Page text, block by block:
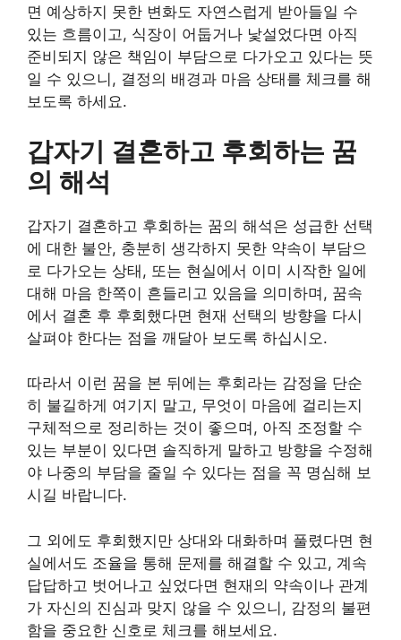
면 예상하지 못한 변화도 자연스럽게 받아들일 수
있는 흐름이고, 식장이 어둡거나 낯설었다면 아직
준비되지 않은 책임이 부담으로 다가오고 있다는 뜻
일 수 있으니, 결정의 배경과 마음 상태를 체크를 해
보도록 하세요.
갑자기 결혼하고 후회하는 꿈
의 해석
갑자기 결혼하고 후회하는 꿈의 해석은 성급한 선택
에 대한 불안, 충분히 생각하지 못한 약속이 부담으
로 다가오는 상태, 또는 현실에서 이미 시작한 일에
대해 마음 한쪽이 흔들리고 있음을 의미하며, 꿈속
에서 결혼 후 후회했다면 현재 선택의 방향을 다시
살펴야 한다는 점을 깨달아 보도록 하십시오.
따라서 이런 꿈을 본 뒤에는 후회라는 감정을 단순
히 불길하게 여기지 말고, 무엇이 마음에 걸리는지
구체적으로 정리하는 것이 좋으며, 아직 조정할 수
있는 부분이 있다면 솔직하게 말하고 방향을 수정해
야 나중의 부담을 줄일 수 있다는 점을 꼭 명심해 보
시길 바랍니다.
그 외에도 후회했지만 상대와 대화하며 풀렸다면 현
실에서도 조율을 통해 문제를 해결할 수 있고, 계속
답답하고 벗어나고 싶었다면 현재의 약속이나 관계
가 자신의 진심과 맞지 않을 수 있으니, 감정의 불편
함을 중요한 신호로 체크를 해보세요.